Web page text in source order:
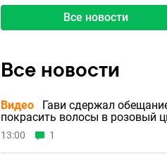
Все новости
Все новости
Видео
Гави сдержал
покрасить волосы в розовый
13:00 1